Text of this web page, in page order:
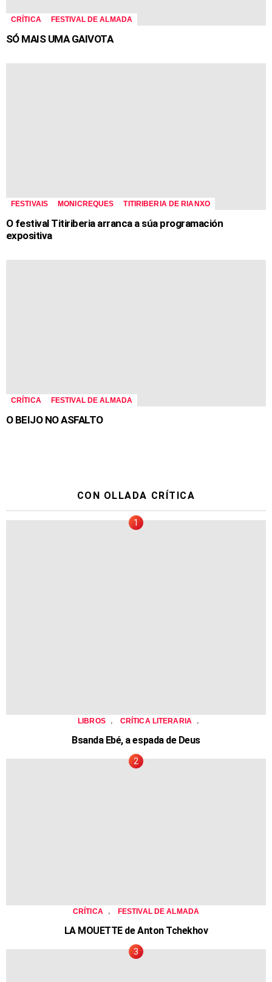
CRÍTICA FESTIVAL DE ALMADA
SÓ MAIS UMA GAIVOTA
FESTIVAIS MONICREQUES TITIRIBERIA DE RIANXO
O festival Titiriberia arranca a súa programación
expositiva
CRÍTICA FESTIVAL DE ALMADA
O BEIJO NO ASFALTO
CON OLLADA CRÍTICA
LIBROS , CRÍTICA LITERARIA ,
Bsanda Ebé, a espada de Deus
CRÍTICA , FESTIVAL DE ALMADA
LA MOUETTE de Anton Tchekhov